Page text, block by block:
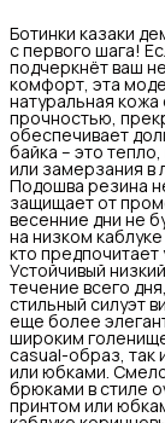
Ботинки казаки
с первого шага!
подчеркнёт ваш
комфорт, эта
натуральная
прочностью,
обеспечивает
байка – это
или замерзания
Подошва резина
защищает от
весенние дни не
на низком
кто предпочитает
Устойчивый
течение всего
стильный силуэт
еще более
широким
casual-образ, так
или юбками.
брюками в стиле
принтом или